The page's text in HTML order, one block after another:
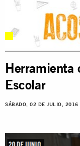
Herramienta
Escolar
SÁBADO, 02 DE JULIO, 2016